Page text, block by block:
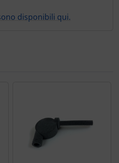
disponibili qui.
utilizzare il tasto